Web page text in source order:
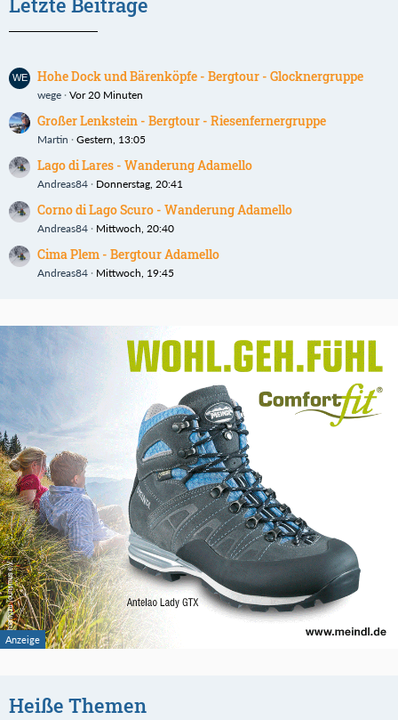
Hohe Dock und Bärenköpfe - Bergtour - Glocknergruppe
wege Vor 20 Minuten
Großer Lenkstein - Bergtour - Riesenfernergruppe
Martin Gestern, 13:05
Lago di Lares - Wanderung Adamello
Andreas84 Donnerstag, 20:41
Corno di Lago Scuro - Wanderung Adamello
Andreas84 Mittwoch, 20:40
Cima Plem - Bergtour Adamello
Andreas84 Mittwoch, 19:45
Heiße Themen